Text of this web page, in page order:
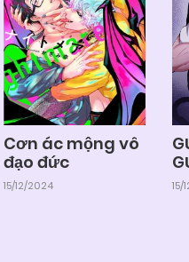
Cơn ác mộng vô
đạo đức
15/12/2024 15/